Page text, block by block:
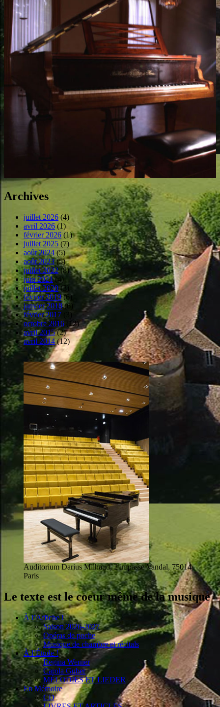
Archives
juillet 2026 (4)
avril 2026(1)
février 2026 (1)
juillet 2025 (7)
août 2024 (5)
août 2023(5)
juillet 2022(8)
juin 2021(4)
juillet 2020(3)
février 2019(6)
janvier 2018(6)
février 2017 (3)
octobre 2016 (12)
avril 2015(2)
avril 2014(12)
Auditorium Darius Milhaud, 2 impasse Vandal, 75014
Paris
Le texte est le coeur même de la musique
À l’Affiche !
Saison 2026-2027
Opéras de poche
Musique de chambre et récitals
À l’Étude !
Regina Werner
Carola Guber
MÉLODIES ET LIEDER
En Mémoire
CD